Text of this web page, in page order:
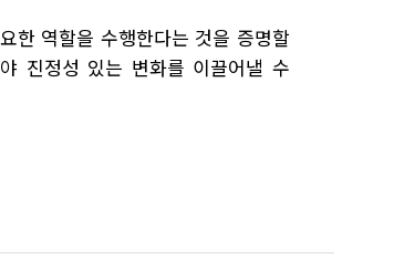
한 역할을 수행한다는 것을 증명할
진정성 있는 변화를 이끌어낼 수